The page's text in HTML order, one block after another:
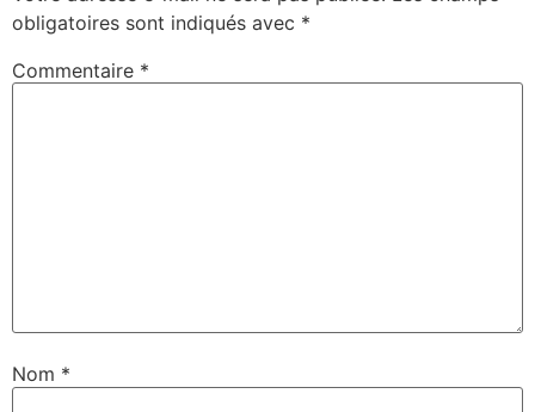
obligatoires sont indiqués avec *
Commentaire *
Nom *